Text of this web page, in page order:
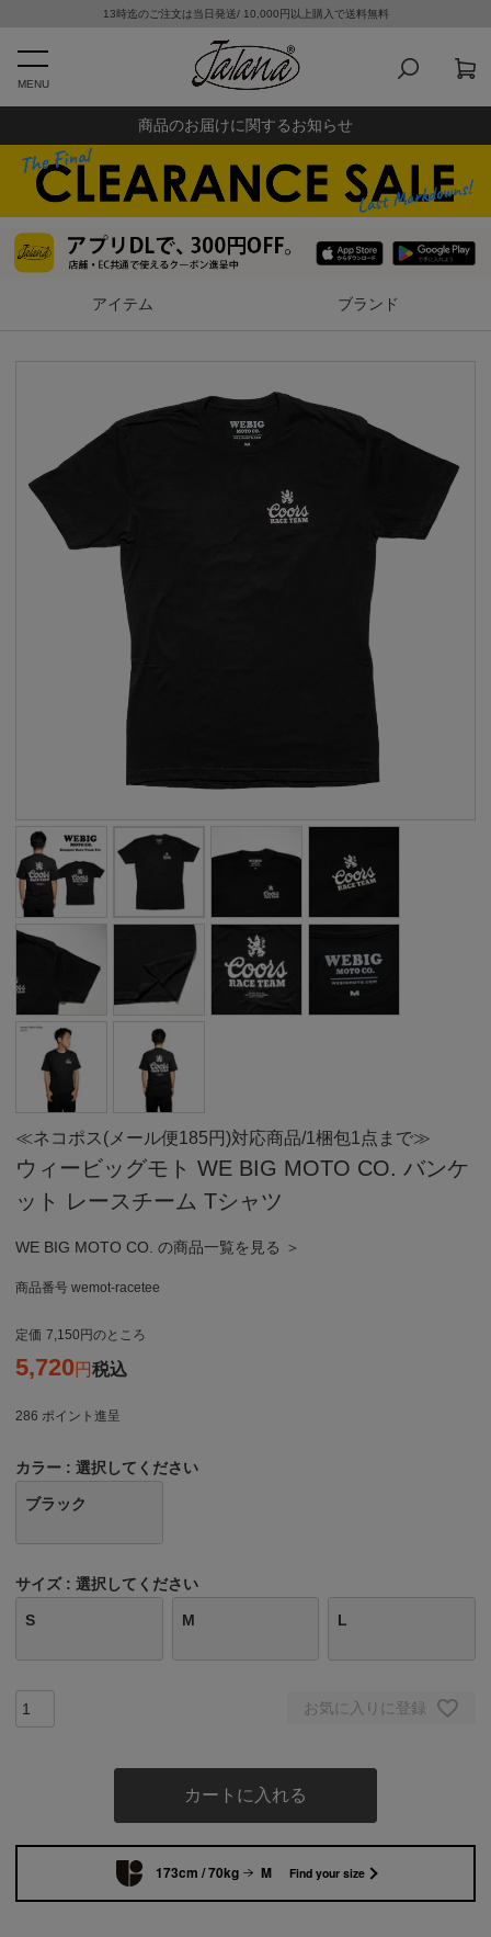
13時迄のご注文は当日発送/ 10,000円以上購入で送料無料
MENU
商品のお届けに関するお知らせ
アイテム ブランド
≪ネコポス(メール便185円)対応商品/1梱包1点まで≫
ウィービッグモト WE BIG MOTO CO. バンケ
ット レースチーム Tシャツ
WE BIG MOTO CO. の商品一覧を見る ＞
商品番号 wemot-racetee
定価 7,150 のところ
5,720 税込
286 ポイント進呈
カラー 選択してください
ブラック
サイズ 選択してください
S M L
お気に入りに登録
カートに入れる
173cm / 70kg M Find your size